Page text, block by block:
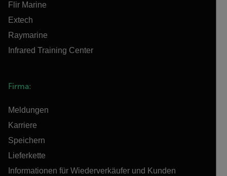
Flir Marine
Extech
Raymarine
Infrared Training Center
Firma:
Meldungen
Karriere
Speichern
Lieferkette
Informationen für Wiederverkäufer und Kunden